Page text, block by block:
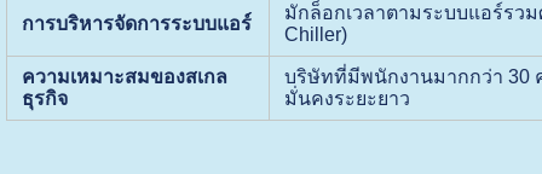
การบริหารจัดการระบบแอร์
มักล็อกเวลาตามระบบแอร์รว
Chiller)
ความเหมาะสมของสเกล
ธุรกิจ
บริษัทที่มีพนักงานมากกว่า 30
มั่นคงระยะยาว